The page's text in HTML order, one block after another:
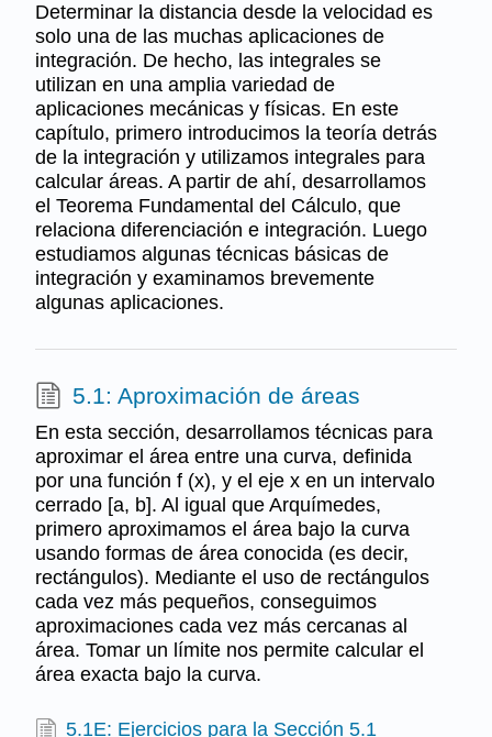
Determinar la distancia desde la velocidad es
solo una de las muchas aplicaciones de
integración. De hecho, las integrales se
utilizan en una amplia variedad de
aplicaciones mecánicas y físicas. En este
capítulo, primero introducimos la teoría detrás
de la integración y utilizamos integrales para
calcular áreas. A partir de ahí, desarrollamos
el Teorema Fundamental del Cálculo, que
relaciona diferenciación e integración. Luego
estudiamos algunas técnicas básicas de
integración y examinamos brevemente
algunas aplicaciones.
5.1: Aproximación de áreas
En esta sección, desarrollamos técnicas para
aproximar el área entre una curva, definida
por una función f (x), y el eje x en un intervalo
cerrado [a, b]. Al igual que Arquímedes,
primero aproximamos el área bajo la curva
usando formas de área conocida (es decir,
rectángulos). Mediante el uso de rectángulos
cada vez más pequeños, conseguimos
aproximaciones cada vez más cercanas al
área. Tomar un límite nos permite calcular el
área exacta bajo la curva.
5.1E: Ejercicios para la Sección 5.1